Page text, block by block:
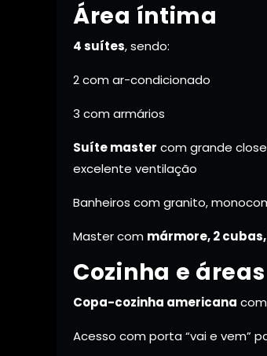
Área íntima
4 suítes, sendo:
2 com ar-condicionado
3 com armários
Suíte master com grande
excelente ventilação
Banheiros com granito,
Master com mármore, 2
Cozinha e
Copa-cozinha americana
Acesso com porta “vai e vem”